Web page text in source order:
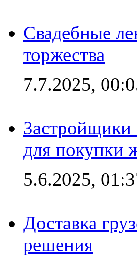
Свадебные
торжества
7.7.2025,
Застройщики
для покупки
5.6.2025,
Доставка
решения